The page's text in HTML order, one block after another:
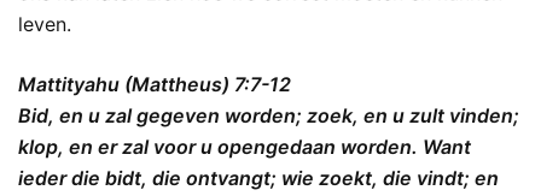
leven.
Mattityahu (Mattheus) 7:7-12
Bid, en u zal gegeven worden; zoek, en u zult vinden;
klop, en er zal voor u opengedaan worden. Want
ieder die bidt, die ontvangt; wie zoekt, die vindt; en